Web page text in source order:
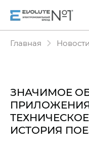
Главная Новости
ЗНАЧИМОЕ
ПРИЛОЖЕНИЯ
ИСТОРИЯ